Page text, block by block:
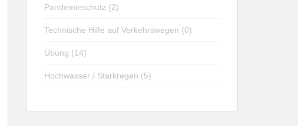
Pandemieschutz (2)
Technische Hilfe auf Verkehrswegen (0)
Übung (14)
Hochwasser / Starkregen (5)